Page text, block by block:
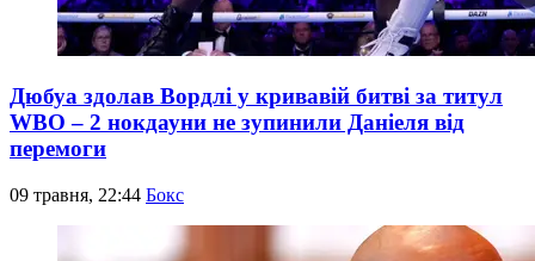
Дюбуа здолав Вордлі у кривавій битві за титул
WBO – 2 нокдауни не зупинили Даніеля від
перемоги
09 травня, 22:44 Бокс